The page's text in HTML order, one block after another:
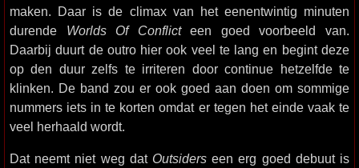
maken. Daar is de climax van het eenentwintig minuten
durende Worlds Of Conflicteen goed voorbeeld van.
Daarbij duurt de outro hier ook veel te lang en begint deze
op den duur zelfs te irriteren door continue hetzelfde te
klinken. De band zou er ook goed aan doen om sommige
nummers iets in te korten omdat er tegen het einde vaak te
veel herhaald wordt.
Dat neemt niet weg dat Outsiders een erg goed debuut is